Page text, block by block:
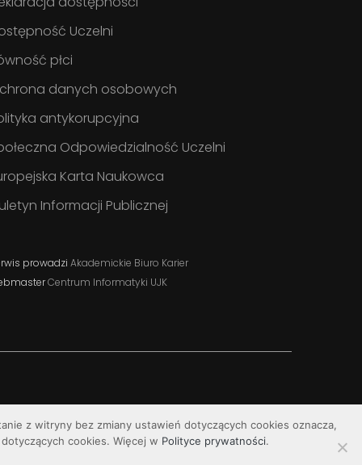
Uczelni
płci
danych osobowych
antykorupcyjna
Odpowiedzialność Uczelni
Karta Naukowca
Informacji Publicznej
prowadzi Akademickie Biuro Karier
Centrum Informatyki UJK
z witryny bez zmiany ustawień dotyczących cookies oznacza,
cookies. Więcej w Polityce prywatności.